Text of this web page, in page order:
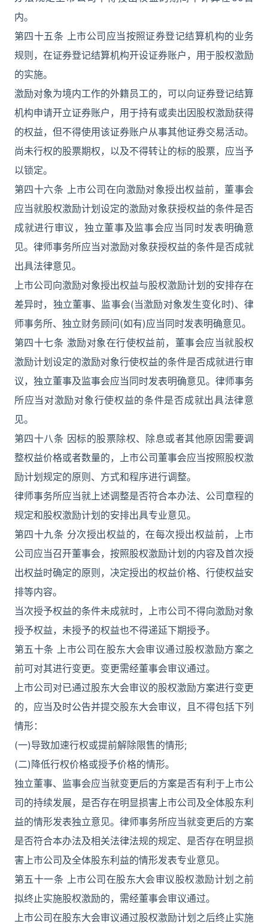
内。
第四十五条 上市公司应当按照证券登记结算机构的业务
规则，在证券登记结算机构开设证券账户，用于股权激励
的实施。
激励对象为境内工作的外籍员工的，可以向证券登记结算
机构申请开立证券账户，用于持有或卖出因股权激励获得
的权益，但不得使用该证券账户从事其他证券交易活动。
尚未行权的股票期权，以及不得转让的标的股票，应当予
以锁定。
第四十六条 上市公司在向激励对象授出权益前，董事会
应当就股权激励计划设定的激励对象获授权益的条件是否
成就进行审议，独立董事及监事会应当同时发表明确意
见。律师事务所应当对激励对象获授权益的条件是否成就
出具法律意见。
上市公司向激励对象授出权益与股权激励计划的安排存在
差异时，独立董事、监事会(当激励对象发生变化时)、律
师事务所、独立财务顾问(如有)应当同时发表明确意见。
第四十七条 激励对象在行使权益前，董事会应当就股权
激励计划设定的激励对象行使权益的条件是否成就进行审
议，独立董事及监事会应当同时发表明确意见。律师事务
所应当对激励对象行使权益的条件是否成就出具法律意
见。
第四十八条 因标的股票除权、除息或者其他原因需要调
整权益价格或者数量的，上市公司董事会应当按照股权激
励计划规定的原则、方式和程序进行调整。
律师事务所应当就上述调整是否符合本办法、公司章程的
规定和股权激励计划的安排出具专业意见。
第四十九条 分次授出权益的，在每次授出权益前，上市
公司应当召开董事会，按照股权激励计划的内容及首次授
出权益时确定的原则，决定授出的权益价格、行使权益安
排等内容。
当次授予权益的条件未成就时，上市公司不得向激励对象
授予权益，未授予的权益也不得递延下期授予。
第五十条 上市公司在股东大会审议通过股权激励方案之
前可对其进行变更。变更需经董事会审议通过。
上市公司对已通过股东大会审议的股权激励方案进行变更
的，应当及时公告并提交股东大会审议，且不得包括下列
情形：
(一)导致加速行权或提前解除限售的情形;
(二)降低行权价格或授予价格的情形。
独立董事、监事会应当就变更后的方案是否有利于上市公
司的持续发展，是否存在明显损害上市公司及全体股东利
益的情形发表独立意见。律师事务所应当就变更后的方案
是否符合本办法及相关法律法规的规定、是否存在明显损
害上市公司及全体股东利益的情形发表专业意见。
第五十一条 上市公司在股东大会审议股权激励计划之前
拟终止实施股权激励的，需经董事会审议通过。
上市公司在股东大会审议通过股权激励计划之后终止实施